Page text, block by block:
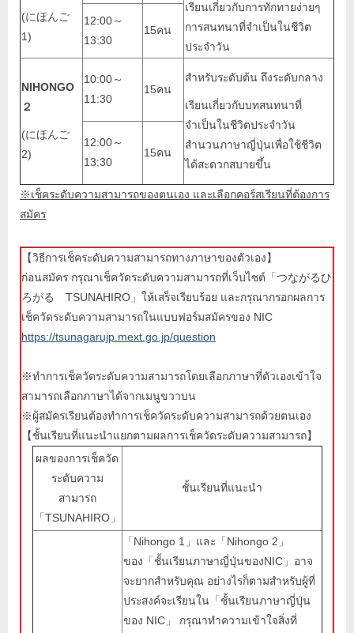
(にほんご
1)
เรียนเกี่ยวกับการทักทายง่ายๆ
การสนทนาที่จำเป็นในชีวิต
ประจำวัน
12:00～
13:30
15คน
NIHONGO
２
(にほんご
2)
10:00～
11:30
15คน
สำหรับระดับต้น ถึงระดับกลาง
เรียนเกี่ยวกับบทสนทนาที่
จำเป็นในชีวิตประจำวัน
สำนวนภาษาญี่ปุ่นเพื่อใช้ชีวิต
ได้สะดวกสบายขึ้น
12:00～
13:30
15คน
※เช็คระดับความสามารถของตนเอง และเลือกคอร์สเรียนที่ต้องการ
สมัคร
【วิธีการเช็คระดับความสามารถทางภาษาของตัวเอง】
ก่อนสมัคร กรุณาเช็ควัดระดับความสามารถที่เว็บไซต์「つながるひ
ろがる TSUNAHIRO」ให้เสร็จเรียบร้อย และกรุณากรอกผลการ
เช็ควัดระดับความสามารถในแบบฟอร์มสมัครของ NIC
https://tsunagarujp.mext.go.jp/question
※ทำการเช็ควัดระดับความสามารถโดยเลือกภาษาที่ตัวเองเข้าใจ
สามารถเลือกภาษาได้จากเมนูขวาบน
※ผู้สมัครเรียนต้องทำการเช็ควัดระดับความสามารถด้วยตนเอง
【ชั้นเรียนที่แนะนำแยกตามผลการเช็ควัดระดับความสามารถ】
ผลของการเช็ควัด
ระดับความ
สามารถ
「TSUNAHIRO」
ชั้นเรียนที่แนะนำ
「Nihongo 1」และ「Nihongo 2」
ของ「ชั้นเรียนภาษาญี่ปุ่นของNIC」อาจ
จะยากสำหรับคุณ อย่างไรก็ตามสำหรับผู้ที่
ประสงค์จะเรียนใน「ชั้นเรียนภาษาญี่ปุ่น
ของ NIC」 กรุณาทำความเข้าใจสิ่งที่